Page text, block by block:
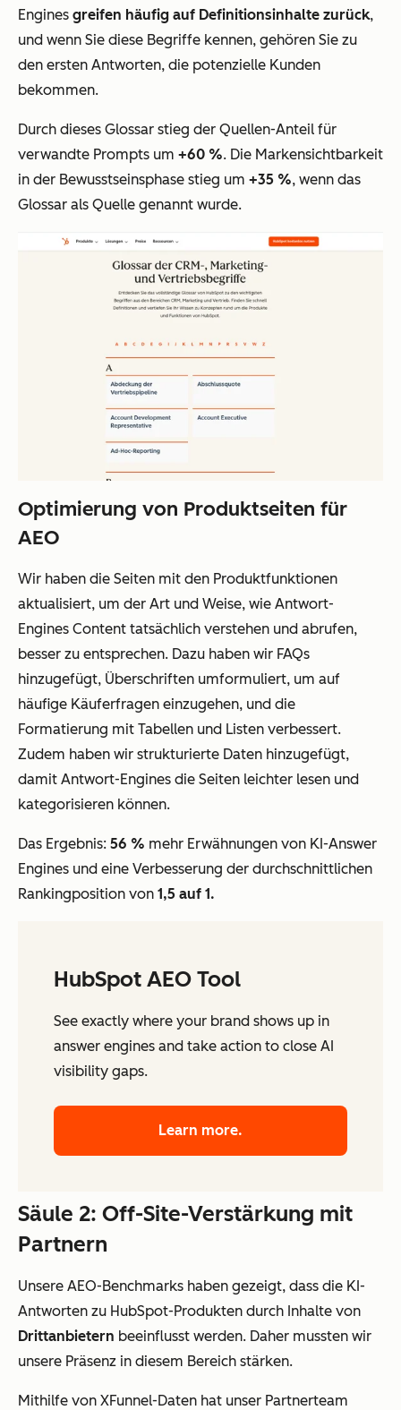
Engines greifen häufig auf Definitionsinhalte zurück,
und wenn Sie diese Begriffe kennen, gehören Sie zu
den ersten Antworten, die potenzielle Kunden
bekommen.
Durch dieses Glossar stieg der Quellen-Anteil für
verwandte Prompts um +60 %. Die Markensichtbarkeit
in der Bewusstseinsphase stieg um +35 %, wenn das
Glossar als Quelle genannt wurde.
Optimierung von Produktseiten für
AEO
Wir haben die Seiten mit den Produktfunktionen
aktualisiert, um der Art und Weise, wie Antwort-
Engines Content tatsächlich verstehen und abrufen,
besser zu entsprechen. Dazu haben wir FAQs
hinzugefügt, Überschriften umformuliert, um auf
häufige Käuferfragen einzugehen, und die
Formatierung mit Tabellen und Listen verbessert.
Zudem haben wir strukturierte Daten hinzugefügt,
damit Antwort-Engines die Seiten leichter lesen und
kategorisieren können.
Das Ergebnis: 56 % mehr Erwähnungen von KI-Answer
Engines und eine Verbesserung der durchschnittlichen
Rankingposition von 1,5 auf 1.
HubSpot AEO Tool
See exactly where your brand shows up in
answer engines and take action to close AI
visibility gaps.
Learn more.
Säule 2: Off-Site-Verstärkung mit
Partnern
Unsere AEO-Benchmarks haben gezeigt, dass die KI-
Antworten zu HubSpot-Produkten durch Inhalte von
Drittanbietern beeinflusst werden. Daher mussten wir
unsere Präsenz in diesem Bereich stärken.
Mithilfe von XFunnel-Daten hat unser Partnerteam